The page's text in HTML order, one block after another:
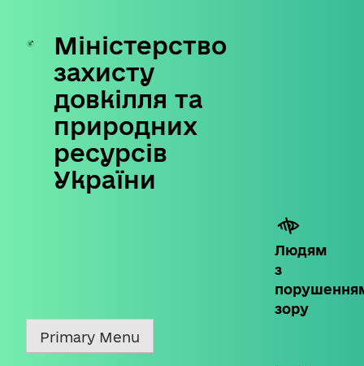
Skip
content
Міністерство
захисту
довкілля та
природних
ресурсів
України
Людям
з
зору
Primary Menu